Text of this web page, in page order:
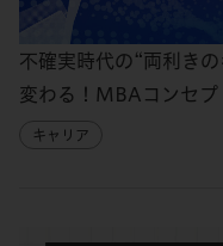
不確実時代の“両利き
変わる！MBAコンセプ
キャリア